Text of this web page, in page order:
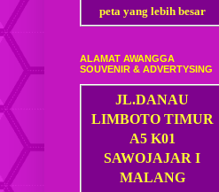
peta yang lebih besar
ALAMAT AWANGGA
SOUVENIR & ADVERTYSING
JL.DANAU
LIMBOTO TIMUR
A5 K01
SAWOJAJAR I
MALANG